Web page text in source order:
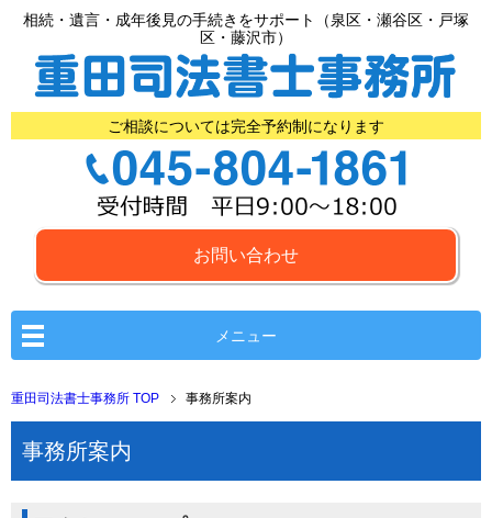
相続・遺言・成年後見の手続きをサポート（泉区・瀬谷区・戸塚
区・藤沢市）
ご相談については完全予約制になります
お問い合わせ
メニュー
重田司法書士事務所 TOP 事務所案内
事務所案内